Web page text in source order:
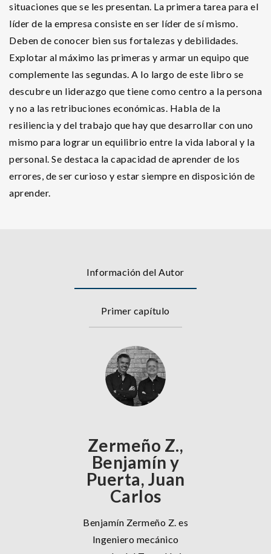
situaciones que se les presentan. La primera tarea para el
líder de la empresa consiste en ser líder de sí mismo.
Deben de conocer bien sus fortalezas y debilidades.
Explotar al máximo las primeras y armar un equipo que
complemente las segundas. A lo largo de este libro se
descubre un liderazgo que tiene como centro a la persona
y no a las retribuciones económicas. Habla de la
resiliencia y del trabajo que hay que desarrollar con uno
mismo para lograr un equilibrio entre la vida laboral y la
personal. Se destaca la capacidad de aprender de los
errores, de ser curioso y estar siempre en disposición de
aprender.
Información del Autor
Primer capítulo
Zermeño Z.,
Benjamín y
Puerta, Juan
Carlos
Benjamín Zermeño Z. es
Ingeniero mecánico